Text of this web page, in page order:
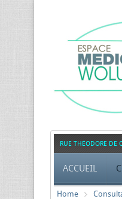
RUE THÉODORE
ACCUEIL
Home